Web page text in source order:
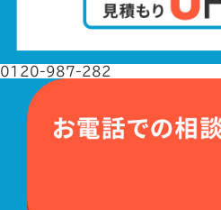
0120-987-282